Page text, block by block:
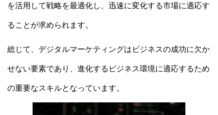
を活用して戦略を最適化し、迅速に変化する市場に適応す
ることが求められます。
総じて、デジタルマーケティングはビジネスの成功に欠か
せない要素であり、進化するビジネス環境に適応するため
の重要なスキルとなっています。